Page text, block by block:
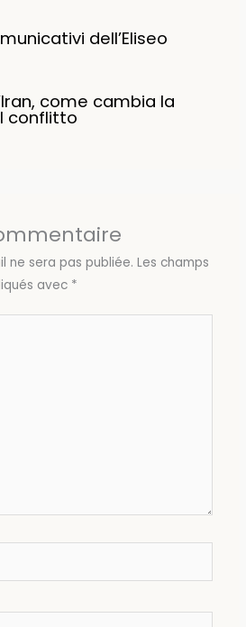
dell’Eliseo
come cambia la
conflitto
ne sera pas publiée. Les champs
avec *